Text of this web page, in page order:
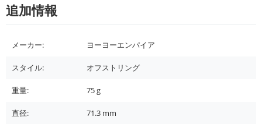
追加情報
メーカー: ヨーヨーエンパイア
スタイル: オフストリング
重量: 75g
直径: 71.3 mm